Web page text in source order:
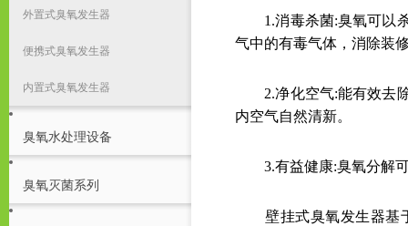
外置式臭氧发生器
便携式臭氧发生器
内置式臭氧发生器
臭氧水处理设备
臭氧灭菌系列
1.消毒杀菌:臭氧可以杀
气中的有毒气体，消除装
2.净化空气:能有效去除
内空气自然清新。
3.有益健康:臭氧分解可
壁挂式臭氧发生器基于